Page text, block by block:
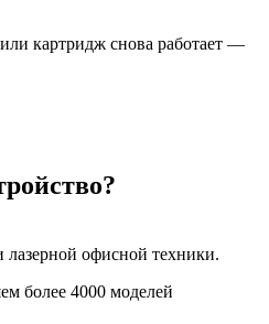
картридж снова работает —
офисной техники.
более 4000 моделей